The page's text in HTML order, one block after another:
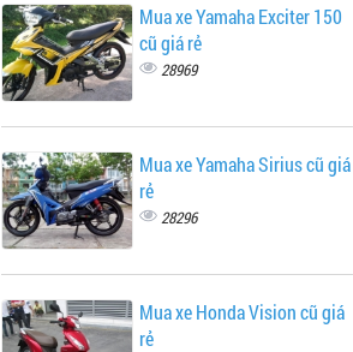
Mua xe Yamaha Exciter 150
cũ giá rẻ
28969
Mua xe Yamaha Sirius cũ giá
rẻ
28296
Mua xe Honda Vision cũ giá
rẻ